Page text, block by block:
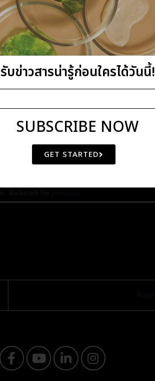
รับข่าวสารน่ารู้ก่อนใครได้วันนี้!
SUBSCRIBE NOW
GET STARTED